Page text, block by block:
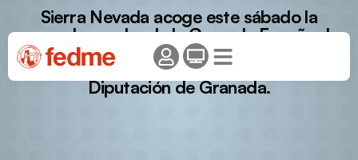
Sierra Nevada acoge este sábado la
segunda prueba de la Copa de España de
Snowrunning en su décimo quinta edición
de la Snow Running Sierra Nevada by
Diputación de Granada.